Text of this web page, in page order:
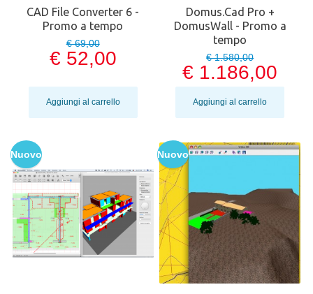
CAD File Converter 6 -
Promo a tempo
€ 69,00
€ 52,00
Aggiungi al carrello
Domus.Cad Pro +
DomusWall - Promo a
tempo
€ 1.580,00
€ 1.186,00
Aggiungi al carrello
Nuovo Nuovo